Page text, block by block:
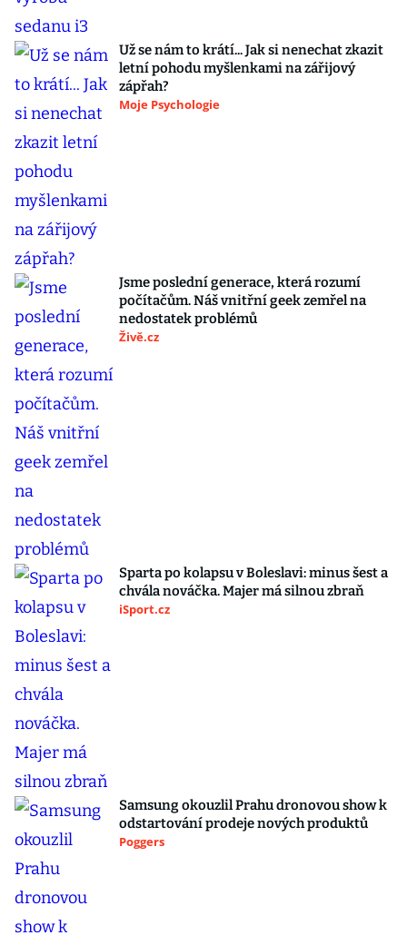
Už se nám to krátí... Jak si nenechat zkazit
letní pohodu myšlenkami na zářijový
zápřah?
Moje Psychologie
Jsme poslední generace, která rozumí
počítačům. Náš vnitřní geek zemřel na
nedostatek problémů
Živě.cz
Sparta po kolapsu v Boleslavi: minus šest a
chvála nováčka. Majer má silnou zbraň
iSport.cz
Samsung okouzlil Prahu dronovou show k
odstartování prodeje nových produktů
Poggers